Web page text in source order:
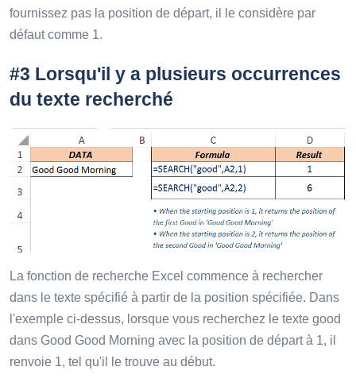
fournissez pas la position de départ, il le considère par
défaut comme 1.
#3 Lorsqu'il y a plusieurs occurrences
du texte recherché
La fonction de recherche Excel commence à rechercher
dans le texte spécifié à partir de la position spécifiée. Dans
l'exemple ci-dessus, lorsque vous recherchez le texte good
dans Good Good Morning avec la position de départ à 1, il
renvoie 1, tel qu'il le trouve au début.